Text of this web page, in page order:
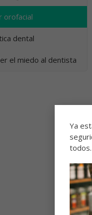
orofacial
dental
el miedo al dentista
Ya